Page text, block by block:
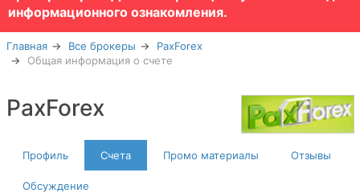
информационного ознакомления.
Главная Все брокеры
PaxForex
Общая информация о счете
PaxForex
Профиль Счета Промо материалы Отзывы
Обсуждение